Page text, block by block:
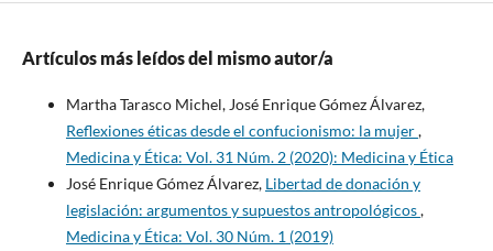
Artículos más leídos del mismo autor/a
Martha Tarasco Michel, José Enrique Gómez Álvarez,
Reflexiones éticas desde el confucionismo: la mujer,
Medicina y Ética: Vol. 31 Núm. 2 (2020): Medicina y Ética
José Enrique Gómez Álvarez, Libertad de donación y
legislación: argumentos y supuestos antropológicos,
Medicina y Ética: Vol. 30 Núm. 1 (2019)